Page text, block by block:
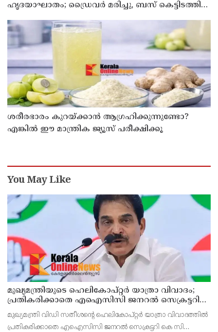
ഹൃദയാഘാതം; ഡ്രൈവർ മരിച്ചു, ബസ് കെട്ടിടത്തിൽ
ശരീരഭാരം കുറയ്ക്കാൻ ആഗ്രഹിക്കുന്നുണ്ടോ?
എങ്കിൽ ഈ മാന്ത്രിക ജ്യൂസ് പരീക്ഷിക്കൂ
You May Like
മുഖ്യമന്ത്രിയുടെ ഹെലികോപ്റ്റര്‍ യാത്രാ വിവാദം;
പ്രതികരിക്കാതെ എഐസിസി ജനറല്‍ സെക്രട്ടറി
കെ സി വേണുഗോപാല്‍
മുഖ്യമന്ത്രി വിഡി സതീശന്റെ ഹെലികോപ്റ്റര്‍ യാത്രാ വിവാദത്തില്‍
പ്രതികരിക്കാതെ എഐസിസി ജനറല്‍ സെക്രട്ടറി കെ സി